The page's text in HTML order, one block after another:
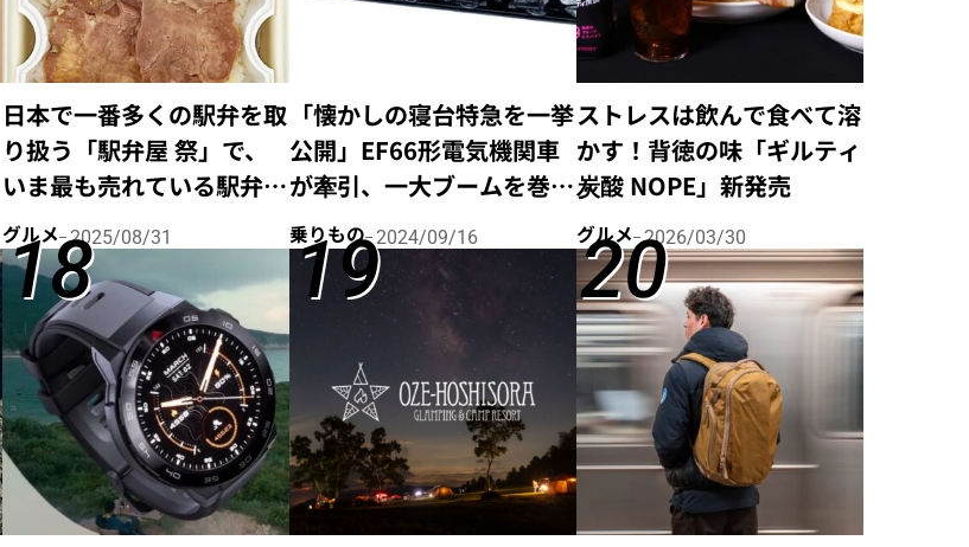
日本で一番多くの駅弁を取
り扱う「駅弁屋 祭」で、
いま最も売れている駅弁の
ランキングTOP 4！
グルメ 2025/08/31
「懐かしの寝台特急を一挙
公開」EF66形電気機関車
が牽引、一大ブームを巻き
起こした“ブルートレイ
ン”の歴史を振り返る
乗りもの 2024/09/16
ストレスは飲んで食べて溶
かす！背徳の味「ギルティ
炭酸 NOPE」新発売
グルメ 2026/03/30